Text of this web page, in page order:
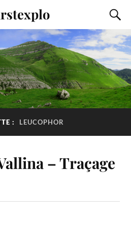
: LEUCOPHOR
– Traçage